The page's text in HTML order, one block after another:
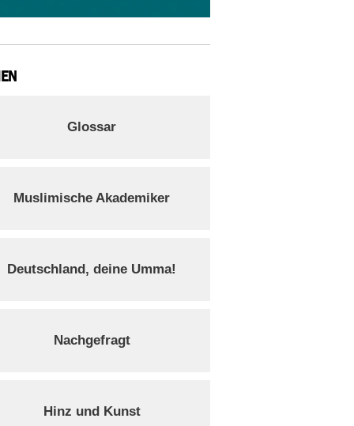
Glossar
Muslimische Akademiker
Deutschland, deine Umma!
Nachgefragt
Hinz und Kunst